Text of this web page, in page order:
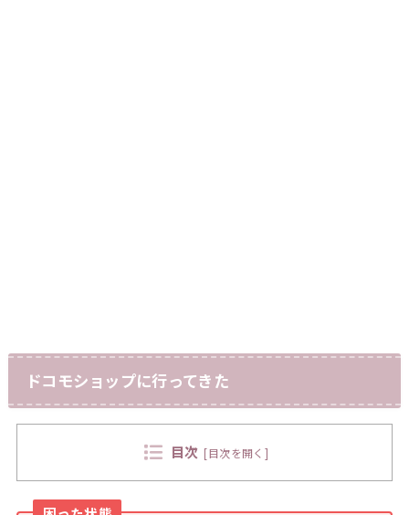
ドコモショップに行ってきた
目次 [目次を開く ]